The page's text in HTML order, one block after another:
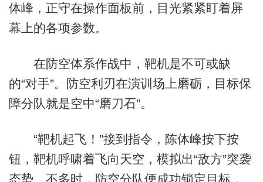
体峰，正守在操作面板前，目光紧紧盯着屏
幕上的各项参数。
在防空体系作战中，靶机是不可或缺
的“对手”。防空利刃在演训场上磨砺，目标保
障分队就是空中“磨刀石”。
“靶机起飞！”接到指令，陈体峰按下按
钮，靶机呼啸着飞向天空，模拟出“敌方”突袭
态势。不多时，防空分队便成功锁定目标，